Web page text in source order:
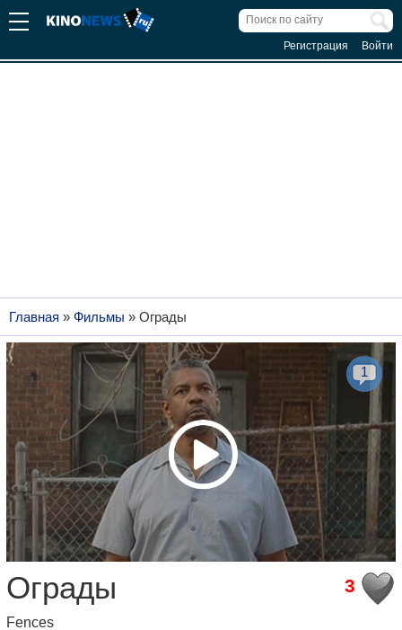
Регистрация Войти
Главная » Фильмы » Ограды
1
3
Ограды
Fences